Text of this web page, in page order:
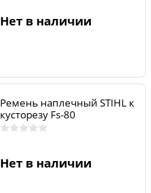
Нет в наличии
Ремень наплечный STIHL к
кусторезу Fs-80
Нет в наличии